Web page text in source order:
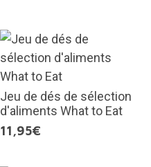
Jeu de dés de sélection
d'aliments What to Eat
11,95€